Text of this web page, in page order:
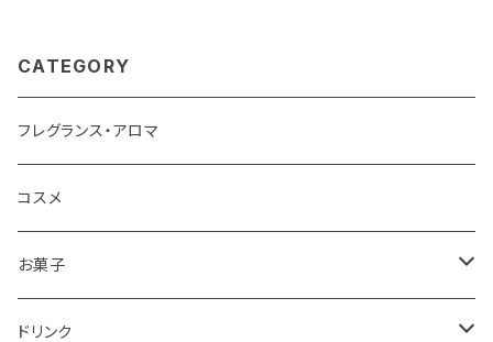
CATEGORY
フレグランス・アロマ
コスメ
お菓子
チョコレート
ドリンク